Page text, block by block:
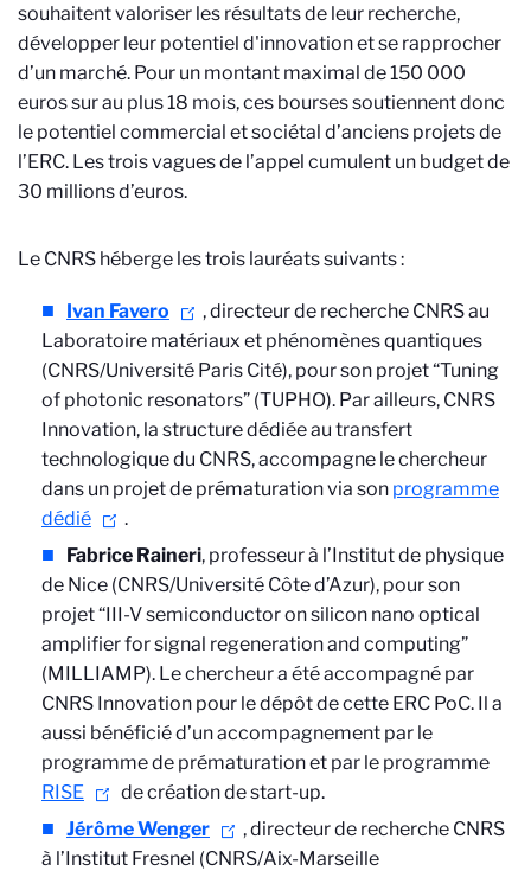
souhaitent valoriser les résultats de leur recherche,
développer leur potentiel d'innovation et se rapprocher
d’un marché. Pour un montant maximal de 150 000
euros sur au plus 18 mois, ces bourses soutiennent donc
le potentiel commercial et sociétal d’anciens projets de
l’ERC. Les trois vagues de l’appel cumulent un budget de
30 millions d’euros.
Le CNRS héberge les trois lauréats suivants :
Ivan Favero
, directeur de recherche CNRS au
Laboratoire matériaux et phénomènes quantiques
(CNRS/Université Paris Cité), pour son projet “Tuning
of photonic resonators” (TUPHO). Par ailleurs, CNRS
Innovation, la structure dédiée au transfert
technologique du CNRS, accompagne le chercheur
dans un projet de prématuration via son programme
dédié
.
Fabrice Raineri, professeur à l’Institut de physique
de Nice (CNRS/Université Côte d’Azur), pour son
projet “III-V semiconductor on silicon nano optical
amplifier for signal regeneration and computing”
(MILLIAMP). Le chercheur a été accompagné par
CNRS Innovation pour le dépôt de cette ERC PoC. Il a
aussi bénéficié d’un accompagnement par le
programme de prématuration et par le programme
RISE
de création de start-up.
Jérôme Wenger
, directeur de recherche CNRS
à l’Institut Fresnel (CNRS/Aix-Marseille